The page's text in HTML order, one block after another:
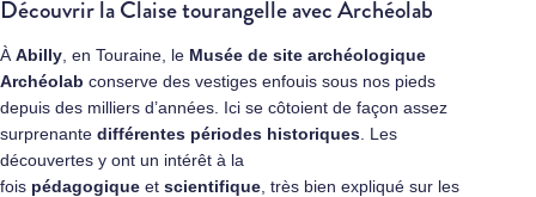
Découvrir la Claise tourangelle avec Archéolab
À Abilly , en Touraine, le Musée de site archéologique
Archéolab conserve des vestiges enfouis sous nos pieds
depuis des milliers d’années. Ici se côtoient de façon assez
surprenante différentes périodes historiques . Les
découvertes y ont un intérêt à la
fois pédagogique et scientifique , très bien expliqué sur les